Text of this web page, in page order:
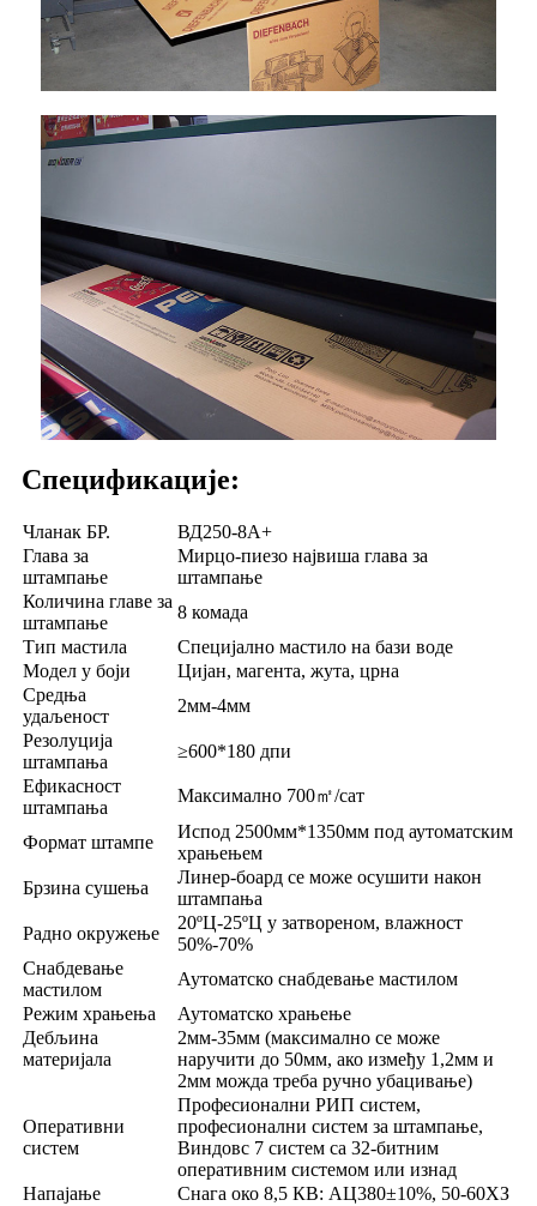
Спецификације:
Чланак БР.
ВД250-8А+
Глава за
штампање
Мирцо-пиезо највиша глава за
штампање
Количина главе за
штампање
8 комада
Тип мастила
Специјално мастило на бази воде
Модел у боји
Цијан, магента, жута, црна
Средња
удаљеност
2мм-4мм
Резолуција
штампања
≥600*180 дпи
Ефикасност
штампања
Максимално 700㎡/сат
Формат штампе
Испод 2500мм*1350мм под аутоматским
храњењем
Брзина сушења
Линер-боард се може осушити након
штампања
Радно окружење
20ºЦ-25ºЦ у затвореном, влажност
50%-70%
Снабдевање
мастилом
Аутоматско снабдевање мастилом
Режим храњења
Аутоматско храњење
Дебљина
материјала
2мм-35мм (максимално се може
наручити до 50мм, ако између 1,2мм и
2мм можда треба ручно убацивање)
Оперативни
систем
Професионални РИП систем,
професионални систем за штампање,
Виндовс 7 систем са 32-битним
оперативним системом или изнад
Напајање
Снага око 8,5 КВ: АЦ380±10%, 50-60ХЗ